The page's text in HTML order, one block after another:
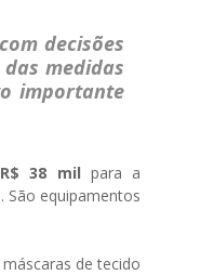
decisões
medidas
importante
R$ 38 mil para a
São equipamentos
de tecido